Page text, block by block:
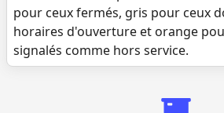
pour ceux fermés, gris pour ceux
horaires d'ouverture et orange
signalés comme hors service.